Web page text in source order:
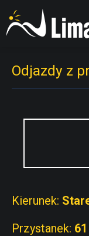
PRZYSTANKI
PRZEWOŹNICY
Odjazdy z
Kierunek:
Przystanek: